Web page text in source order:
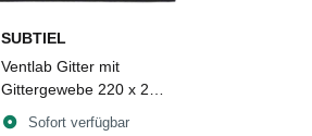
SUBTIEL
Ventlab Gitter mit
Gittergewebe 220 x 220
mm, schwarz
Sofort verfügbar